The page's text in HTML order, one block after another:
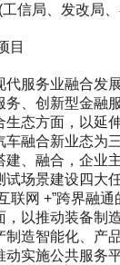
信局、发改局
目
代服务业融合发
务、创新型金融
生态方面，以延
车融合新业态为
建、融合，企业
试场景建设四大
联网 +”跨界融
，以推动装备制
制造智能化、产
动实施公共服务